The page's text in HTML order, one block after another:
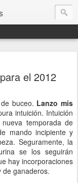
el 2012
buceo. Lanzo mis
intuición. Intuición
temporada de
mando incipiente y
Seguramente, la
se los seguirán
hay incorporaciones
de ganaderos.